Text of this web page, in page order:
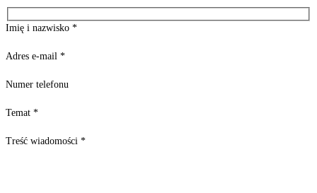
Imię i nazwisko *
Adres e-mail *
Numer telefonu
Temat *
Treść wiadomości *